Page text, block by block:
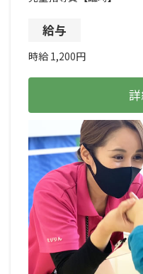
給与
時給 1,200円